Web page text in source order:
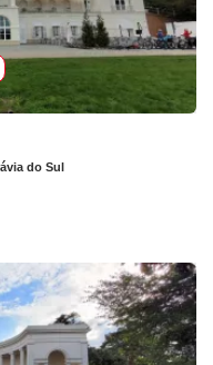
do Sul